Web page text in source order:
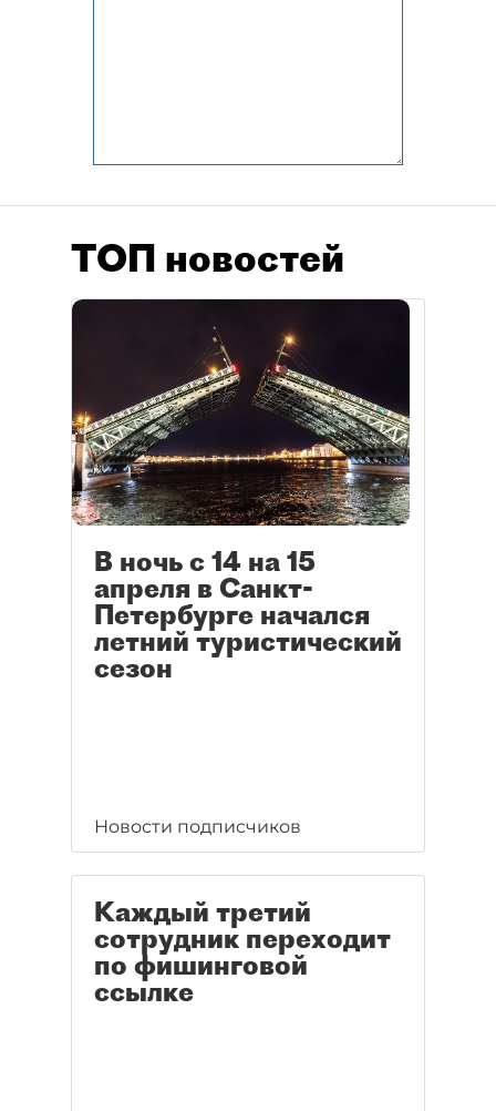
ТОП новостей
В ночь с 14 на 15
апреля в Санкт-
Петербурге начался
летний туристический
сезон
Новости подписчиков
Каждый третий
сотрудник переходит
по фишинговой
ссылке